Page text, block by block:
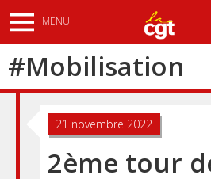
au
contenu
principal
MENU
#Mobilisation
21 novembre 2022
2ème tour